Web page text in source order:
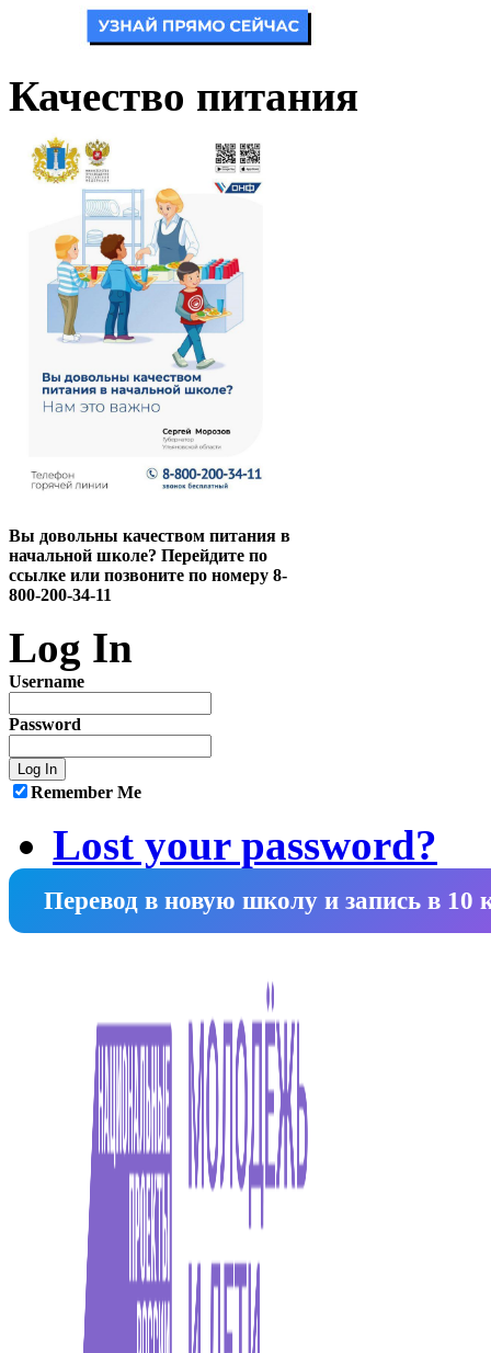
Качество питания
Вы довольны качеством питания в
начальной школе? Перейдите по
ссылке или позвоните по номеру 8-
800-200-34-11
Log In
Username
Password
Remember Me
Lost your password?
Перевод в новую школу и запись в 10